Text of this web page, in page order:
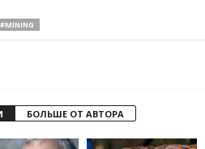
#MINING
БОЛЬШЕ ОТ АВТОРА